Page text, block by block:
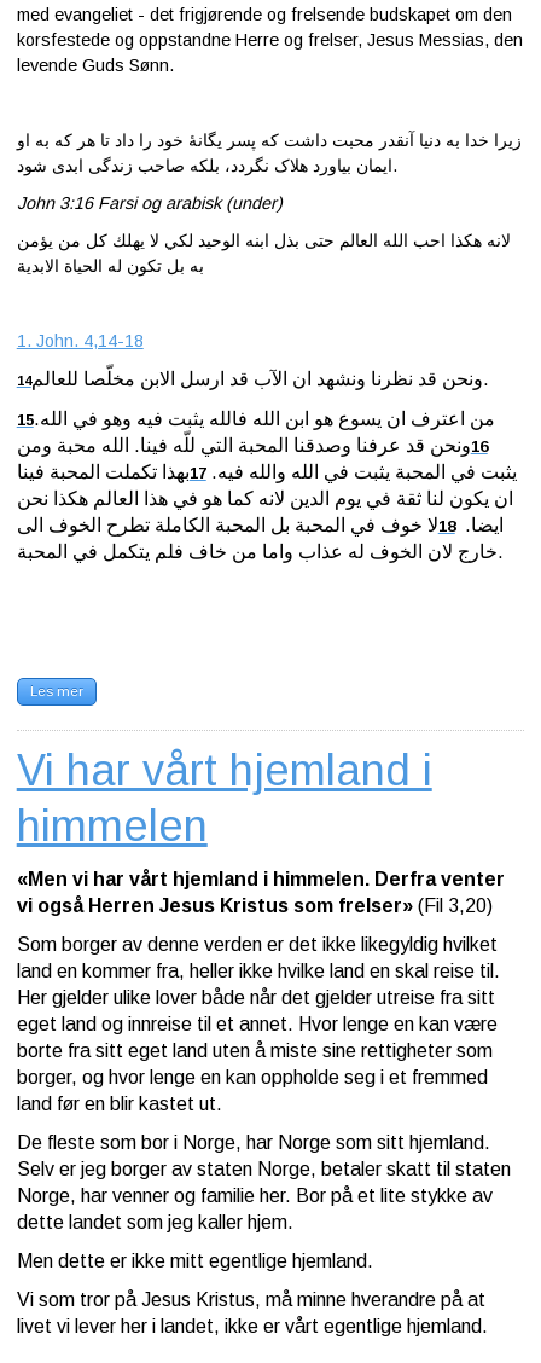
med evangeliet - det frigjørende og frelsende budskapet om den
korsfestede og oppstandne Herre og frelser, Jesus Messias, den
levende Guds Sønn.
زیرا خدا به دنیا آنقدر محبت داشت که پسر یگانۀ خود را داد تا هر که به او
ایمان بیاورد هلاک نگردد، بلکه صاحب زندگی ابدی شود.
John 3:16 Farsi og arabisk (under)
لانه هكذا احب الله العالم حتى بذل ابنه الوحيد لكي لا يهلك كل من يؤمن
به بل تكون له الحياة الابدية
1. John. 4,14-18
14 ونحن قد نظرنا ونشهد ان الآب قد ارسل الابن مخلّصا للعالم.
15من اعترف ان يسوع هو ابن الله فالله يثبت فيه وهو في الله.
16ونحن قد عرفنا وصدقنا المحبة التي للّه فينا. الله محبة ومن
يثبت في المحبة يثبت في الله والله فيه.17بهذا تكملت المحبة فينا
ان يكون لنا ثقة في يوم الدين لانه كما هو في هذا العالم هكذا نحن
ايضا.18لا خوف في المحبة بل المحبة الكاملة تطرح الخوف الى
خارج لان الخوف له عذاب واما من خاف فلم يتكمل في المحبة.
Les mer
Vi har vårt hjemland i
himmelen
«Men vi har vårt hjemland i himmelen. Derfra venter
vi også Herren Jesus Kristus som frelser»(Fil 3,20)
Som borger av denne verden er det ikke likegyldig hvilket
land en kommer fra, heller ikke hvilke land en skal reise til.
Her gjelder ulike lover både når det gjelder utreise fra sitt
eget land og innreise til et annet. Hvor lenge en kan være
borte fra sitt eget land uten å miste sine rettigheter som
borger, og hvor lenge en kan oppholde seg i et fremmed
land før en blir kastet ut.
De fleste som bor i Norge, har Norge som sitt hjemland.
Selv er jeg borger av staten Norge, betaler skatt til staten
Norge, har venner og familie her. Bor på et lite stykke av
dette landet som jeg kaller hjem.
Men dette er ikke mitt egentlige hjemland.
Vi som tror på Jesus Kristus, må minne hverandre på at
livet vi lever her i landet, ikke er vårt egentlige hjemland.